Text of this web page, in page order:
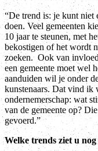
“De trend is: je kunt niet
doen. Veel gemeenten
10 jaar te steunen, met
bekostigen of het wordt
zoeken. Ook van
een gemeente moet wel
aanduiden wil je onder
kunstenaars. Dat vind ik
ondernemerschap: wat
van de gemeente op?
gevoerd.”
Welke trends ziet u nog